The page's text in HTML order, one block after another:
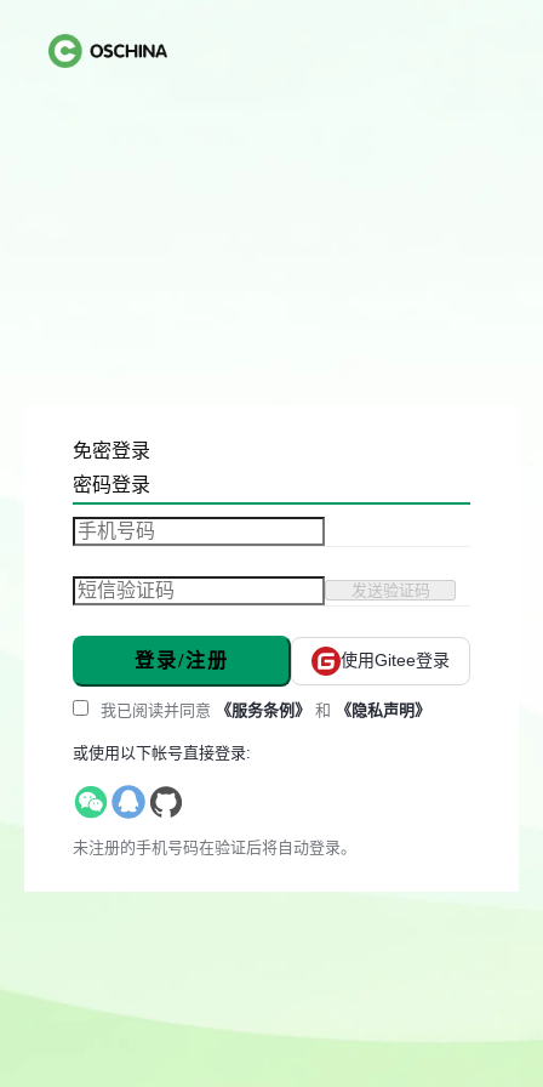
免密登录
密码登录
发送验证码
登录/注册 使用Gitee登录
我已阅读并同意 《服务条例》 和 《隐私声明》
或使用以下帐号直接登录:
未注册的手机号码在验证后将自动登录。